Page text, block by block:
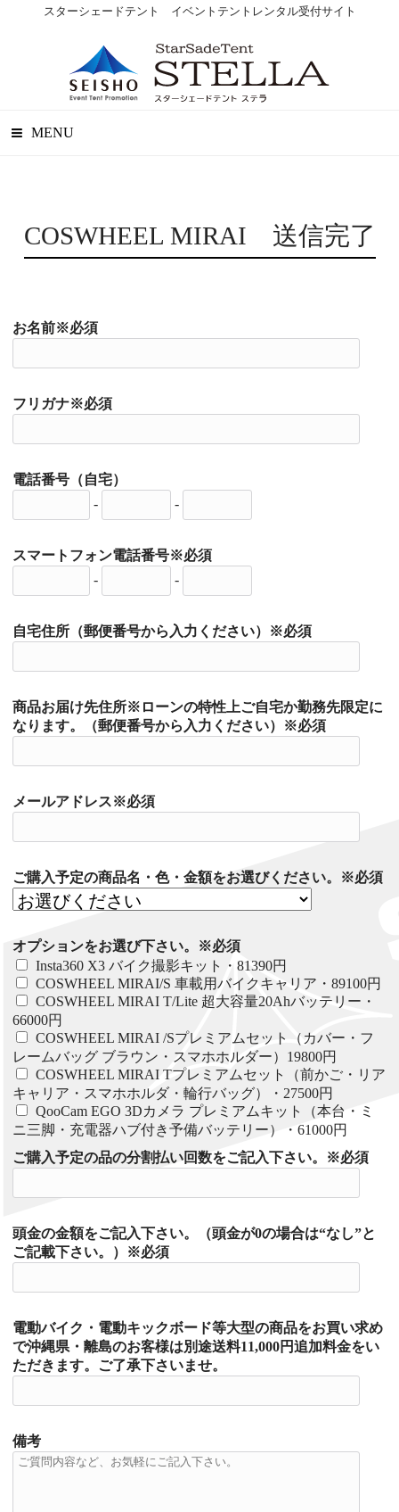
スターシェードテント イベントテントレンタル受付サイト
MENU
COSWHEEL MIRAI 送信完了
お名前※必須
フリガナ※必須
電話番号（自宅）
-
-
スマートフォン電話番号※必須
-
-
自宅住所（郵便番号から入力ください）※必須
商品お届け先住所※ローンの特性上ご自宅か勤務先限定に
なります。（郵便番号から入力ください）※必須
メールアドレス※必須
ご購入予定の商品名・色・金額をお選びください。※必須
オプションをお選び下さい。※必須
Insta360 X3 バイク撮影キット・81390円
COSWHEEL MIRAI/S 車載用バイクキャリア・89100円
COSWHEEL MIRAI T/Lite 超大容量20Ahバッテリー・
66000円
COSWHEEL MIRAI /Sプレミアムセット（カバー・フ
レームバッグ ブラウン・スマホホルダー）19800円
COSWHEEL MIRAI Tプレミアムセット（前かご・リア
キャリア・スマホホルダ・輪行バッグ）・27500円
QooCam EGO 3Dカメラ プレミアムキット（本台・ミ
ニ三脚・充電器ハブ付き予備バッテリー）・61000円
ご購入予定の品の分割払い回数をご記入下さい。※必須
頭金の金額をご記入下さい。（頭金が0の場合は“なし”と
ご記載下さい。）※必須
電動バイク・電動キックボード等大型の商品をお買い求め
で沖縄県・離島のお客様は別途送料11,000円追加料金をい
ただきます。ご了承下さいませ。
備考